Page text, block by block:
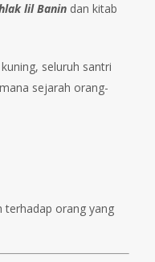
lil Banin dan kitab
seluruh santri
sejarah orang-
terhadap orang yang